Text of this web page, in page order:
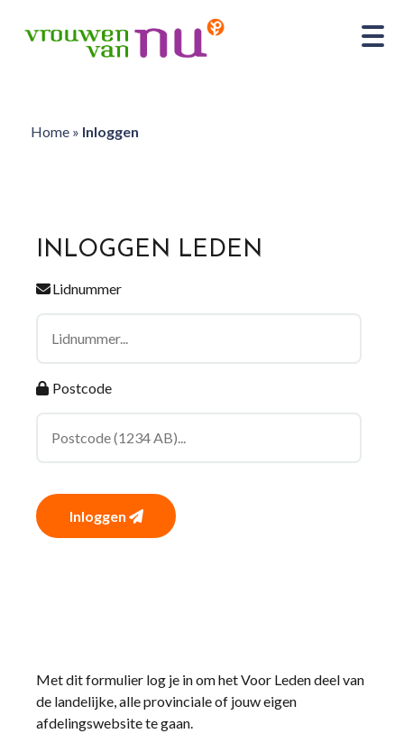
Home» Inloggen
INLOGGEN LEDEN
Lidnummer
Postcode
Inloggen
Met dit formulier log je in om het Voor Leden deel van
de landelijke, alle provinciale of jouw eigen
afdelingswebsite te gaan.